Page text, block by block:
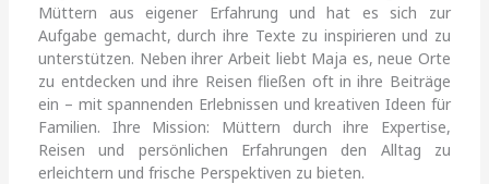
Müttern aus eigener Erfahrung und hat es sich zur
Aufgabe gemacht, durch ihre Texte zu inspirieren und zu
unterstützen. Neben ihrer Arbeit liebt Maja es, neue Orte
zu entdecken und ihre Reisen fließen oft in ihre Beiträge
ein – mit spannenden Erlebnissen und kreativen Ideen für
Familien. Ihre Mission: Müttern durch ihre Expertise,
Reisen und persönlichen Erfahrungen den Alltag zu
erleichtern und frische Perspektiven zu bieten.